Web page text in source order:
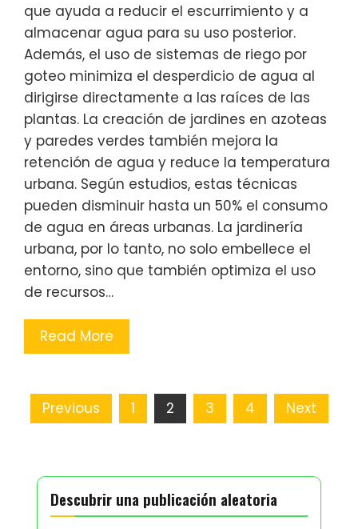
que ayuda a reducir el escurrimiento y a
almacenar agua para su uso posterior.
Además, el uso de sistemas de riego por
goteo minimiza el desperdicio de agua al
dirigirse directamente a las raíces de las
plantas. La creación de jardines en azoteas
y paredes verdes también mejora la
retención de agua y reduce la temperatura
urbana. Según estudios, estas técnicas
pueden disminuir hasta un 50% el consumo
de agua en áreas urbanas. La jardinería
urbana, por lo tanto, no solo embellece el
entorno, sino que también optimiza el uso
de recursos…
Read More
Posts
Previous 1 2 3 4 Next
Descubrir una publicación aleatoria